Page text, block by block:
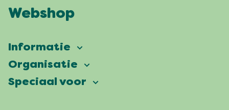
Webshop
Informatie
Vierdaagsefeesten
Veelgestelde vragen
Organisatie
Onze ambitie
Speciaal voor